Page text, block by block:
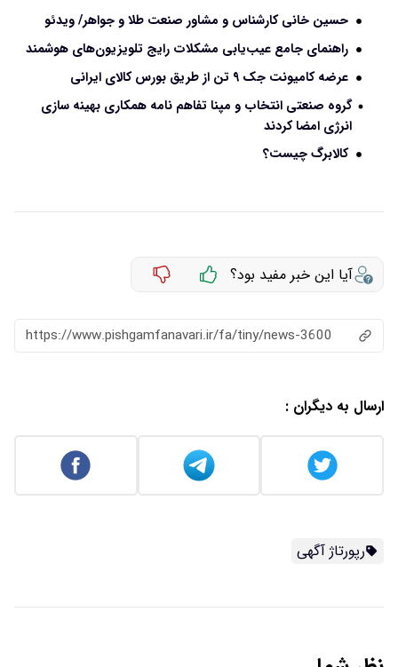
حسین خانی کارشناس و مشاور صنعت طلا و جواهر/ ویدئو
راهنمای جامع عیب‌یابی مشکلات رایج تلویزیون‌های هوشمند
عرضه کامیونت جک ۹ تن از طریق بورس کالای ایرانی
گروه صنعتی انتخاب و مپنا تفاهم نامه همکاری بهینه سازی
انرژی امضا کردند
کالابرگ چیست؟
آیا این خبر مفید بود؟
https://www.pishgamfanavari.ir/fa/tiny/news-3600
ارسال به دیگران :
رپورتاژ آگهی